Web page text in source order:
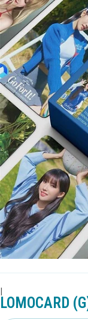
|
LOMOCARD